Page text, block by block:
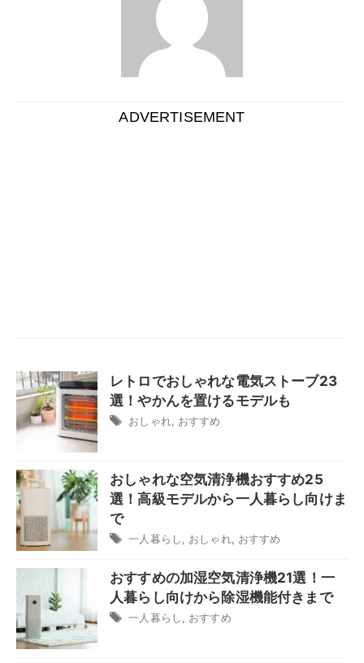
ADVERTISEMENT
レトロでおしゃれな電気ストーブ23
選！やかんを置けるモデルも
おしゃれ, おすすめ
おしゃれな空気清浄機おすすめ25
選！高級モデルから一人暮らし向けま
で
一人暮らし おしゃれ, おすすめ
おすすめの加湿空気清浄機21選！一
人暮らし向けから除湿機能付きまで
一人暮らし おすすめ